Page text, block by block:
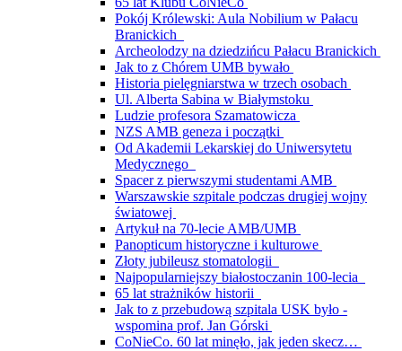
Pokój Królewski: Aula Nobilium w Pałacu
Branickich
Archeolodzy na dziedzińcu Pałacu Branickich
Jak to z Chórem UMB bywało
Historia pielęgniarstwa w trzech osobach
Ul. Alberta Sabina w Białymstoku
Ludzie profesora Szamatowicza
NZS AMB geneza i początki
Od Akademii Lekarskiej do Uniwersytetu
Medycznego
Spacer z pierwszymi studentami AMB
Warszawskie szpitale podczas drugiej wojny
światowej
Artykuł na 70-lecie AMB/UMB
Panopticum historyczne i kulturowe
Złoty jubileusz stomatologii
Najpopularniejszy białostoczanin 100-lecia
65 lat strażników historii
Jak to z przebudową szpitala USK było -
wspomina prof. Jan Górski
CoNieCo. 60 lat minęło, jak jeden skecz…